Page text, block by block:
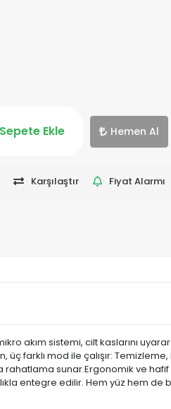
Sepete Ekle Hemen Al
Karşılaştır Fiyat Alarmı
akım sistemi, cilt kaslarını
farklı mod ile çalışır:
rahatlama sunar.Ergonomik ve
entegre edilir. Hem yüz hem